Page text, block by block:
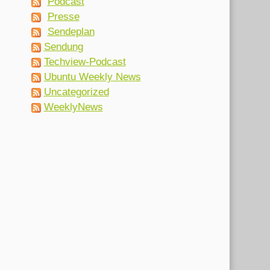
Presse
Sendeplan
Sendung
Techview-Podcast
Ubuntu Weekly News
Uncategorized
WeeklyNews